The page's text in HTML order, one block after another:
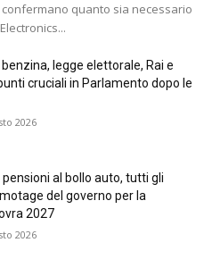
quanto sia necessario
legge elettorale, Rai e
cruciali in Parlamento dopo le
2026
pensioni al bollo auto, tutti gli
del governo per la
2027
2026